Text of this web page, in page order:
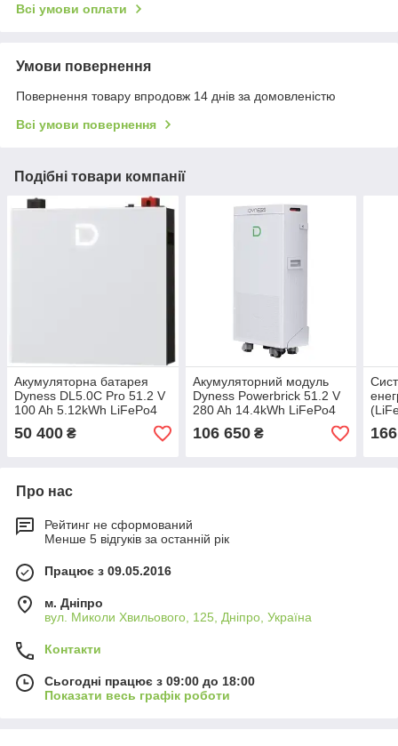
Всі умови оплати
Умови повернення
Повернення товару впродовж 14 днів за домовленістю
Всі умови повернення
Подібні товари компанії
Акумуляторна батарея
Dyness DL5.0C Pro 51.2 V
100 Ah 5.12kWh LiFePo4
(DL5.0C Pro)
50 400 ₴
Акумуляторний модуль
Dyness Powerbrick 51.2 V
280 Ah 14.4kWh LiFePo4
(Powerbrick) ⚡️ NEW!
106 650₴
Про нас
Рейтинг не сформований
Менше 5 відгуків за останній рік
Працює з 09.05.2016
м. Дніпро
вул. Миколи Хвильового, 125, Дніпро, Україна
Контакти
Сьогодні працює з 09:00 до 18:00
Показати весь графік роботи